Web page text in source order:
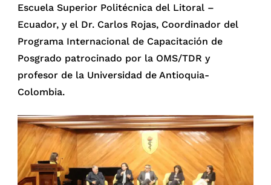
Escuela Superior Politécnica del Litoral –
Ecuador, y el Dr. Carlos Rojas, Coordinador del
Programa Internacional de Capacitación de
Posgrado patrocinado por la OMS/TDR y
profesor de la Universidad de Antioquia-
Colombia.